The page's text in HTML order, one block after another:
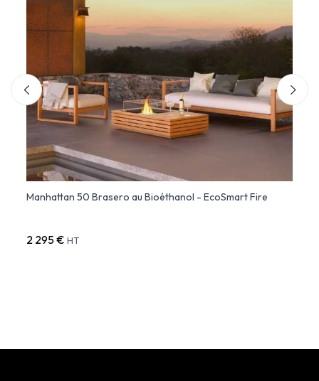
Manhattan 50 Brasero au Bioéthanol - EcoSmart Fire
2 295 € HT